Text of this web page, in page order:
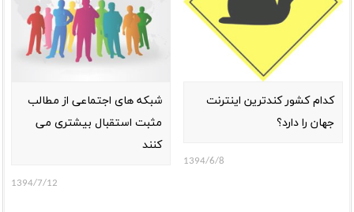
کدام کشور کندترین اینترنت
جهان را دارد؟
1394/6/8
شبکه های اجتماعی از مطالب
مثبت استقبال بیشتری می
کنند
1394/7/12